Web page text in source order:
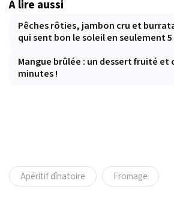
À lire aussi
Pêches rôties, jambon cru et
qui sent bon le soleil en seulement
Mangue brûlée : un dessert fruité et
minutes !
Apéritif dînatoire Fromage